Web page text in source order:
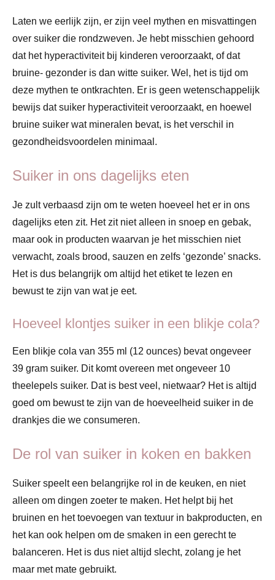
Laten we eerlijk zijn, er zijn veel mythen en misvattingen
over suiker die rondzweven. Je hebt misschien gehoord
dat het hyperactiviteit bij kinderen veroorzaakt, of dat
bruine- gezonder is dan witte suiker. Wel, het is tijd om
deze mythen te ontkrachten. Er is geen wetenschappelijk
bewijs dat suiker hyperactiviteit veroorzaakt, en hoewel
bruine suiker wat mineralen bevat, is het verschil in
gezondheidsvoordelen minimaal.
Suiker in ons dagelijks eten
Je zult verbaasd zijn om te weten hoeveel het er in ons
dagelijks eten zit. Het zit niet alleen in snoep en gebak,
maar ook in producten waarvan je het misschien niet
verwacht, zoals brood, sauzen en zelfs ‘gezonde’ snacks.
Het is dus belangrijk om altijd het etiket te lezen en
bewust te zijn van wat je eet.
Hoeveel klontjes suiker in een blikje cola?
Een blikje cola van 355 ml (12 ounces) bevat ongeveer
39 gram suiker. Dit komt overeen met ongeveer 10
theelepels suiker​​. Dat is best veel, nietwaar? Het is altijd
goed om bewust te zijn van de hoeveelheid suiker in de
drankjes die we consumeren.
De rol van suiker in koken en bakken
Suiker speelt een belangrijke rol in de keuken, en niet
alleen om dingen zoeter te maken. Het helpt bij het
bruinen en het toevoegen van textuur in bakproducten, en
het kan ook helpen om de smaken in een gerecht te
balanceren. Het is dus niet altijd slecht, zolang je het
maar met mate gebruikt.